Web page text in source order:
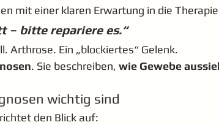
mit einer klaren Erwartung in die
– bitte repariere es.“
Arthrose. Ein „blockiertes“ Gelenk.
. Sie beschreiben, wie Gewebe
wichtig sind
den Blick auf: